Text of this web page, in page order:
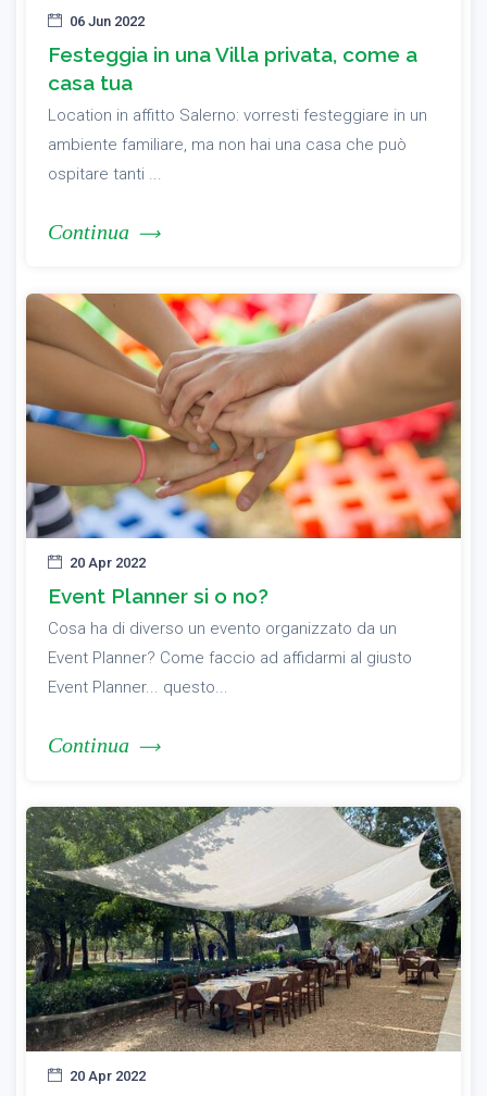
06 Jun 2022
Festeggia in una Villa privata, come a
casa tua
Location in affitto Salerno: vorresti festeggiare in un
ambiente familiare, ma non hai una casa che può
ospitare tanti ...
Continua
20 Apr 2022
Event Planner si o no?
Cosa ha di diverso un evento organizzato da un
Event Planner? Come faccio ad affidarmi al giusto
Event Planner... questo...
Continua
20 Apr 2022